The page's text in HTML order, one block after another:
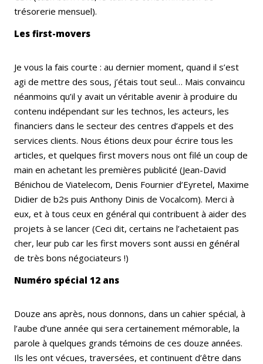
trésorerie mensuel).
Les first-movers
Je vous la fais courte : au dernier moment, quand il s’est
agi de mettre des sous, j’étais tout seul… Mais convaincu
néanmoins qu’il y avait un véritable avenir à produire du
contenu indépendant sur les technos, les acteurs, les
financiers dans le secteur des centres d’appels et des
services clients. Nous étions deux pour écrire tous les
articles, et quelques first movers nous ont filé un coup de
main en achetant les premières publicité (Jean-David
Bénichou de Viatelecom, Denis Fournier d’Eyretel, Maxime
Didier de b2s puis Anthony Dinis de Vocalcom). Merci à
eux, et à tous ceux en général qui contribuent à aider des
projets à se lancer (Ceci dit, certains ne l’achetaient pas
cher, leur pub car les first movers sont aussi en général
de très bons négociateurs !)
Numéro spécial 12 ans
Douze ans après, nous donnons, dans un cahier spécial, à
l’aube d’une année qui sera certainement mémorable, la
parole à quelques grands témoins de ces douze années.
Ils les ont vécues, traversées, et continuent d’être dans